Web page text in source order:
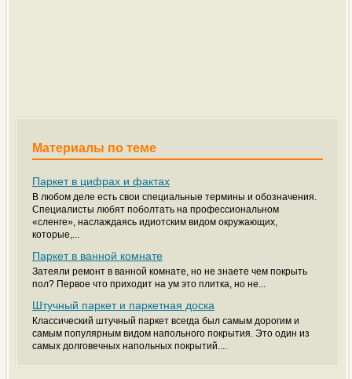
Материалы по теме
Паркет в цифрах и фактах
В любом деле есть свои специальные термины и обозначения.
Специалисты любят поболтать на профессиональном
«сленге», наслаждаясь идиотским видом окружающих,
которые,...
Паркет в ванной комнате
Затеяли ремонт в ванной комнате, но не знаете чем покрыть
пол? Первое что приходит на ум это плитка, но не...
Штучный паркет и паркетная доска
Классический штучный паркет всегда был самым дорогим и
самым популярным видом напольного покрытия. Это один из
самых долговечных напольных покрытий....